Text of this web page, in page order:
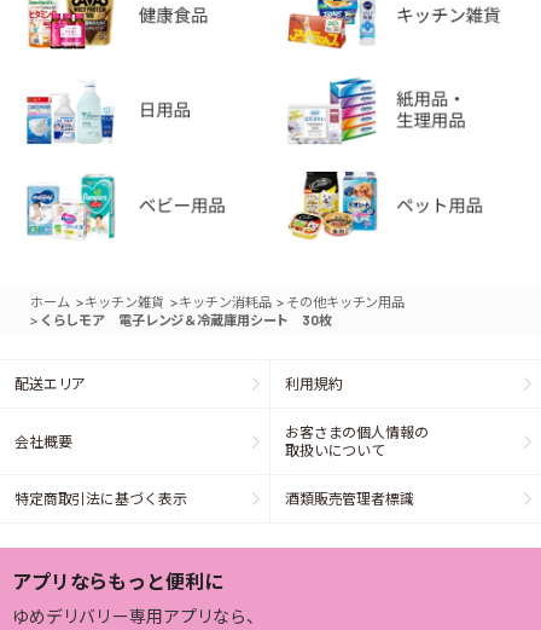
ホーム >キッチン雑貨 >キッチン消耗品 > その他キッチン用品
> くらしモア 電子レンジ＆冷蔵庫用シート 30枚
配送エリア 利用規約
会社概要
お客さまの個人情報の
取扱いについて
特定商取引法に基づく表示 酒類販売管理者標識
アプリならもっと便利に
ゆめデリバリー専用アプリなら、